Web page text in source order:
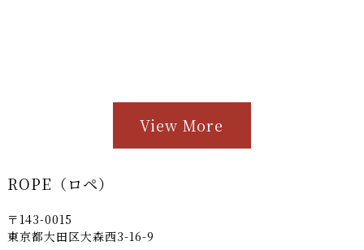
View More
ROPE（ロペ）
〒143-0015
東京都大田区大森西3-16-9